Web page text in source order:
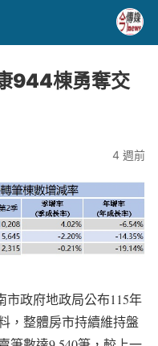
944棟勇奪交
4 週前
市政府地政局公布115年
，整體房市持續維持盤